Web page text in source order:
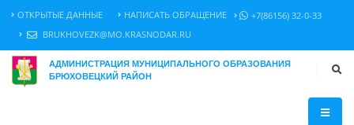
ОТКРЫТЫЕ ДАННЫЕ НАПИСАТЬ ОБРАЩЕНИЕ
+7(86156) 32-0-33
BRUKHOVEZK@MO.KRASNODAR.RU
АДМИНИСТРАЦИЯ МУНИЦИПАЛЬНОГО ОБРАЗОВАНИЯ
БРЮХОВЕЦКИЙ РАЙОН